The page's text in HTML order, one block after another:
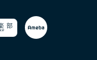
部